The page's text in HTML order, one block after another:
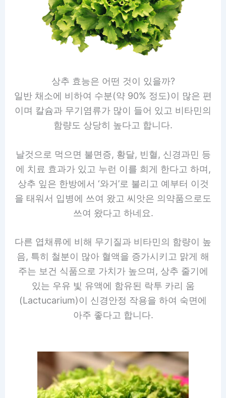
상추 효능은 어떤 것이 있을까?
일반 채소에 비하여 수분(약 90% 정도)이 많은 편
이며 칼슘과 무기염류가 많이 들어 있고 비타민의
함량도 상당히 높다고 합니다.
날것으로 먹으면 불면증, 황달, 빈혈, 신경과민 등
에 치료 효과가 있고 누런 이를 희게 한다고 하며,
상추 잎은 한방에서 ‘와거’로 불리고 예부터 이것
을 태워서 입병에 쓰여 왔고 씨앗은 의약품으로도
쓰여 왔다고 하네요.
다른 엽채류에 비해 무기질과 비타민의 함량이 높
음, 특히 철분이 많아 혈액을 증가시키고 맑게 해
주는 보건 식품으로 가치가 높으며, 상추 줄기에
있는 우유 빛 유액에 함유된 락투 카리 움
(Lactucarium)이 신경안정 작용을 하여 숙면에
아주 좋다고 합니다.